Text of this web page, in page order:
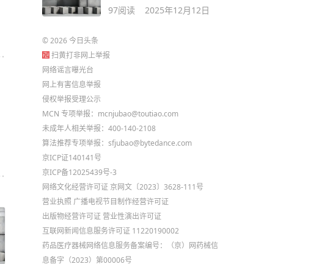
97阅读 2025年12月12日
©2026今日头条
扫黄打非网上举报
网络谣言曝光台
网上有害信息举报
侵权举报受理公示
MCN 专项举报：mcnjubao@toutiao.com
未成年人相关举报：400-140-2108
算法推荐专项举报：sfjubao@bytedance.com
京ICP证140141号
京ICP备12025439号-3
网络文化经营许可证 京网文〔2023〕3628-111号
营业执照 广播电视节目制作经营许可证
出版物经营许可证 营业性演出许可证
互联网新闻信息服务许可证 11220190002
药品医疗器械网络信息服务备案编号：（京）网药械信
息备字（2023）第00006号